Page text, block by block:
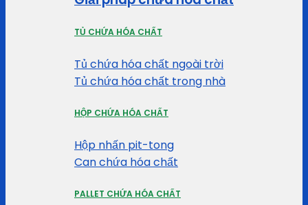
TỦ CHỨA HÓA CHẤT
Tủ chứa hóa chất ngoài trời
Tủ chứa hóa chất trong nhà
HỘP CHỨA HÓA CHẤT
Hộp nhấn pit-tong
Can chứa hóa chất
PALLET CHỨA HÓA CHẤT